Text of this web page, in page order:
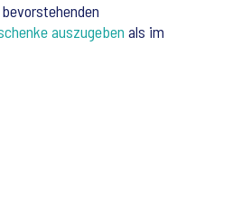
auszugeben als im